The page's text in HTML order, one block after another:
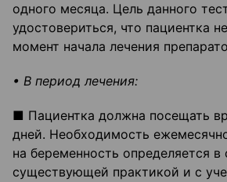
одного месяца. Цель данного
удостовериться, что пациентка
момент начала лечения
• В период лечения:
■ Пациентка должна посещать
дней. Необходимость
на беременность определяется в
существующей практикой и с